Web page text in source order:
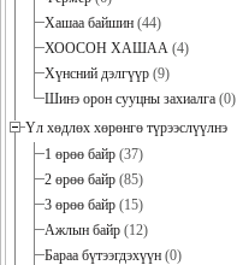
Хашаа байшин (44)
ХООСОН ХАШАА (4)
Хүнсний дэлгүүр (9)
Шинэ орон сууцны захиалга (0)
Үл хөдлөх хөрөнгө түрээслүүлнэ
1 өрөө байр (37)
2 өрөө байр (85)
3 өрөө байр (15)
Ажлын байр (12)
Бараа бүтээгдэхүүн (0)